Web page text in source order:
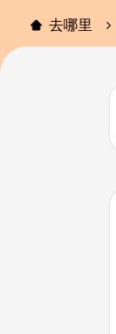
去哪里